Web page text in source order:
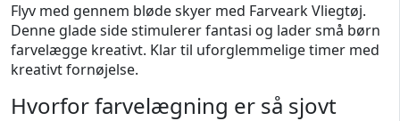
Flyv med gennem bløde skyer med Farveark Vliegtøj.
Denne glade side stimulerer fantasi og lader små børn
farvelægge kreativt. Klar til uforglemmelige timer med
kreativt fornøjelse.
Hvorfor farvelægning er så sjovt